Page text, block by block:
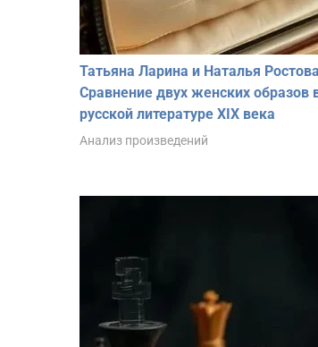
Татьяна Ларина и Наталья
Сравнение двух женских образов
русской литературе XIX века
Анализ произведений